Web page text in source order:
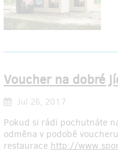
Voucher na dobré
Jul 26, 2017
Pokud si rádi pochutnáte
odměna v podobě
restaurace http://